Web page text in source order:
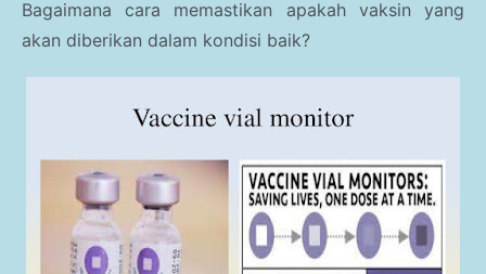
Bagaimana cara memastikan apakah vaksin yang
akan diberikan dalam kondisi baik?